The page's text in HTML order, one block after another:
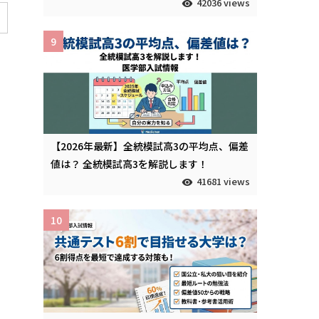
【2026年最新】全統模試高3の平均点、偏差
値は？ 全統模試高3を解説します！
41681 views
9
10